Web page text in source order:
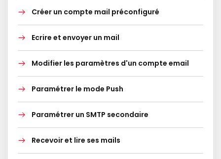
Créer un compte mail préconfiguré
Ecrire et envoyer un mail
Modifier les paramètres d'un compte email
Paramétrer le mode Push
Paramétrer un SMTP secondaire
Recevoir et lire ses mails